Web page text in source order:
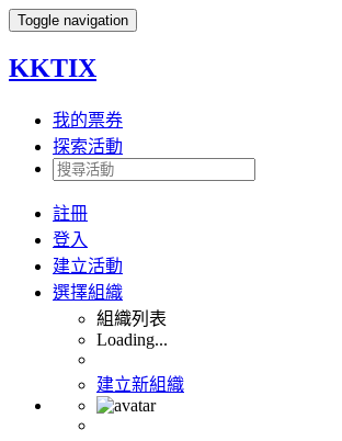
Toggle navigation
KKTIX
我的票券
探索活動
註冊
登入
建立活動
選擇組織
組織列表
Loading...
建立新組織